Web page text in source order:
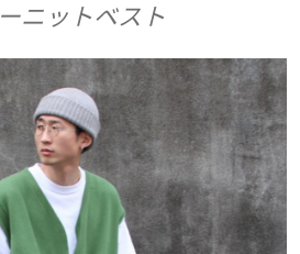
ニットベスト